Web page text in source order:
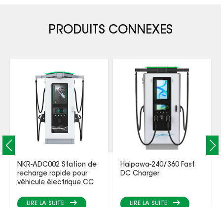
PRODUITS CONNEXES
NKR-ADC002 Station de
recharge rapide pour
véhicule électrique CC
LIRE LA SUITE
Haipawa-240/360 Fast
DC Charger
LIRE LA SUITE